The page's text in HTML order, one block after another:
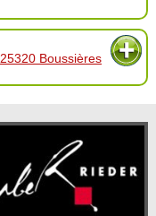
25320 Boussières